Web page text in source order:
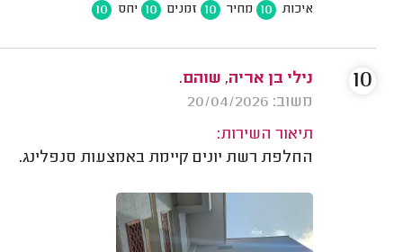
איכות 10 מחיר 10 זמנים 10 יחס 10
נילי בן אריה, שוהם.
משוב: 20/04/2026
תיאור השירות:
החלפת רשת יונים קיימת באמצעות סנפלינג.
10